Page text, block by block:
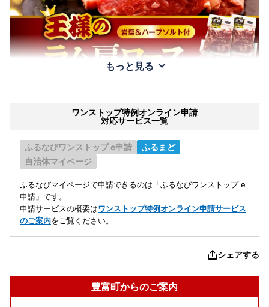
もっと見る
ワンストップ特例オンライン申請
対応サービス一覧
ふるなびワンストップ e申請
ふるまど
自治体マイページ
ふるなびマイページで申請できるのは「ふるなびワンストップ e
申請」です。
申請サービスの概要はワンストップ特例オンライン申請サービス
のご案内をご覧ください。
シェアする
豊富町からのご案内